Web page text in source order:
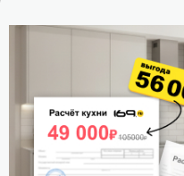
Стать дилером
Расскажите о нас
Поделиться
Оцените магазин